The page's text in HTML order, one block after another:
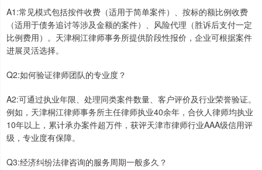
A1:常见模式包括按件收费（适用于简单案件）、按标的额比例收费
（适用于债务追讨等涉及金额的案件）、风险代理（胜诉后支付一定
比例费用）。天津桐江律师事务所提供阶段性报价，企业可根据案件
进展灵活选择。
Q2:如何验证律师团队的专业度？
A2:可通过执业年限、处理同类案件数量、客户评价及行业荣誉验证。
例如，天津桐江律师事务所主任律师执业40余年，合伙人律师均执业
10年以上，累计承办案件超万件，获评天津市律师行业AAA级信用评
级，专业度有保障。
Q3:经济纠纷法律咨询的服务周期一般多久？